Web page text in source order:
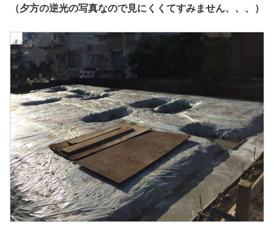
（夕方の逆光の写真なので見にくくてすみません、、、）